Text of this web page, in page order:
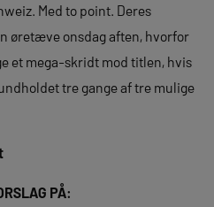
Med to point. Deres
øretæve onsdag aften, hvorfor
et mega-skridt mod titlen, hvis
tre gange af tre mulige
PÅ: